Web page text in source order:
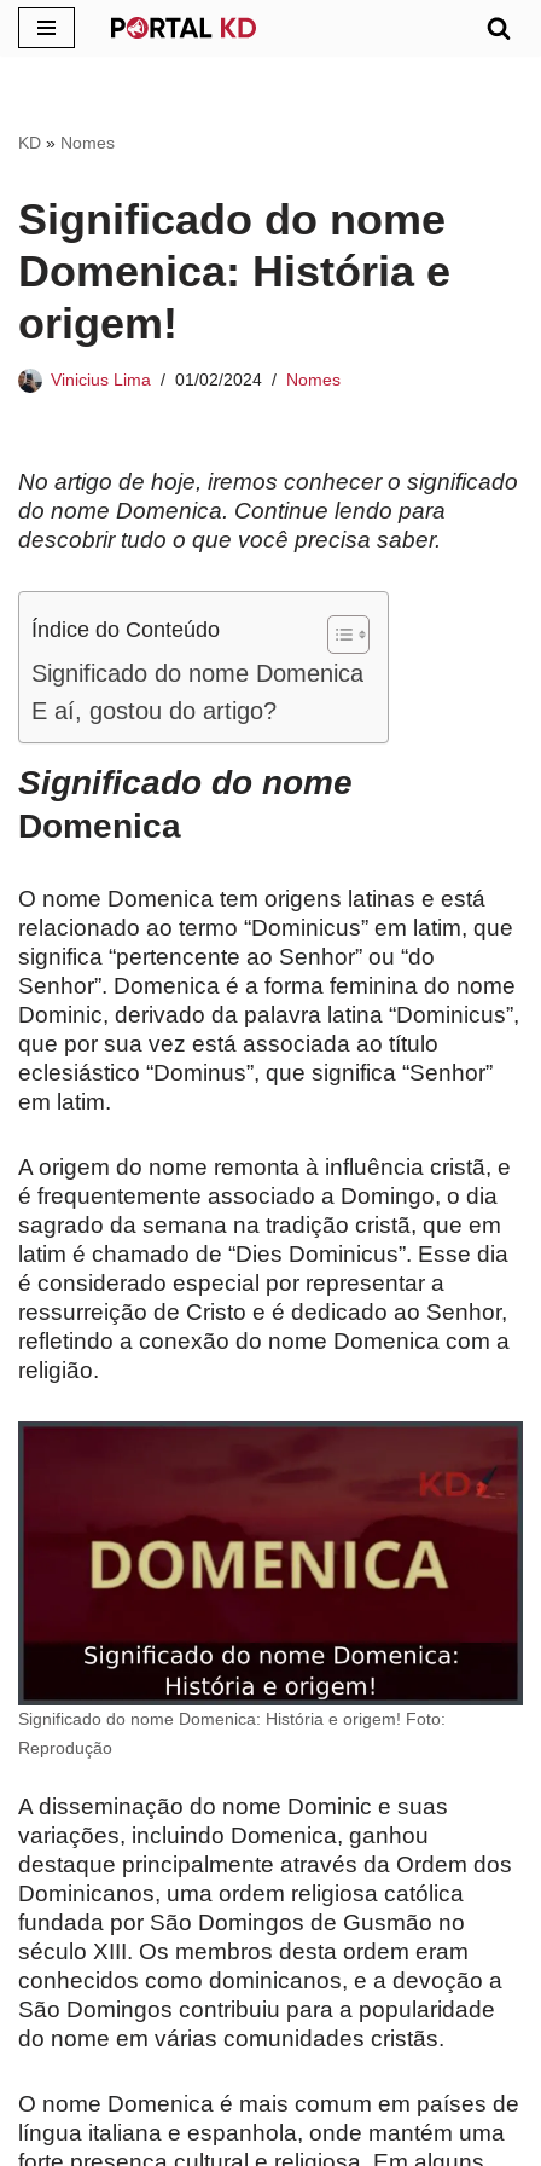
conteúdo
KD » Nomes
Significado do nome
Domenica: História e
origem!
Vinicius Lima 01/02/2024 Nomes
No artigo de hoje, iremos conhecer o significado
do nome Domenica. Continue lendo para
descobrir tudo o que você precisa saber.
Índice do Conteúdo
Significado do nome Domenica
E aí, gostou do artigo?
Significado do nome
Domenica
O nome Domenica tem origens latinas e está
relacionado ao termo “Dominicus” em latim, que
significa “pertencente ao Senhor” ou “do
Senhor”. Domenica é a forma feminina do nome
Dominic, derivado da palavra latina “Dominicus”,
que por sua vez está associada ao título
eclesiástico “Dominus”, que significa “Senhor”
em latim.
A origem do nome remonta à influência cristã, e
é frequentemente associado a Domingo, o dia
sagrado da semana na tradição cristã, que em
latim é chamado de “Dies Dominicus”. Esse dia
é considerado especial por representar a
ressurreição de Cristo e é dedicado ao Senhor,
refletindo a conexão do nome Domenica com a
religião.
Significado do nome Domenica: História e origem! Foto:
Reprodução
A disseminação do nome Dominic e suas
variações, incluindo Domenica, ganhou
destaque principalmente através da Ordem dos
Dominicanos, uma ordem religiosa católica
fundada por São Domingos de Gusmão no
século XIII. Os membros desta ordem eram
conhecidos como dominicanos, e a devoção a
São Domingos contribuiu para a popularidade
do nome em várias comunidades cristãs.
O nome Domenica é mais comum em países de
língua italiana e espanhola, onde mantém uma